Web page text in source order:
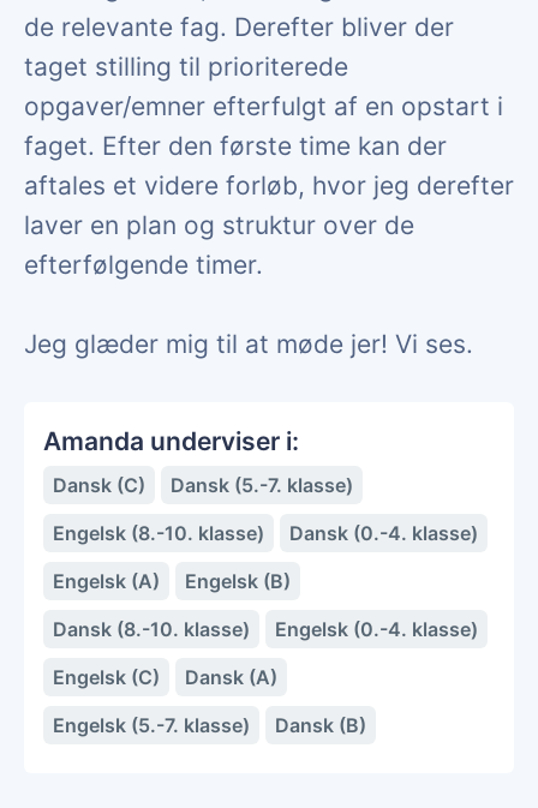
de relevante fag. Derefter bliver der
taget stilling til prioriterede
opgaver/emner efterfulgt af en opstart i
faget. Efter den første time kan der
aftales et videre forløb, hvor jeg derefter
laver en plan og struktur over de
efterfølgende timer.
Jeg glæder mig til at møde jer! Vi ses.
Amanda underviser i:
Dansk (C)
Dansk (5.-7. klasse)
Engelsk (8.-10. klasse)
Dansk (0.-4. klasse)
Engelsk (A)
Engelsk (B)
Dansk (8.-10. klasse)
Engelsk (0.-4. klasse)
Engelsk (C)
Dansk (A)
Engelsk (5.-7. klasse)
Dansk (B)